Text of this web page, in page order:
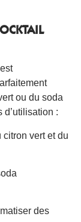
est
ou du soda
:
citron vert et du
des